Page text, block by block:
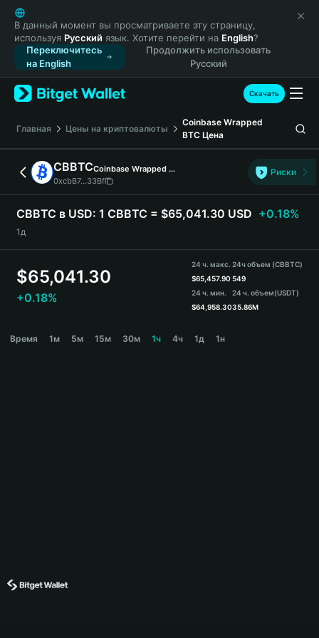
English
日本語
Tiếng Việt
Русский
Español (Latinoamérica)
Türkçe
Français
Deutsch
简体中文
繁體中文
Português (Portugal)
Bahasa Indonesia
ภาษาไทย
हिन्दी
Español
Português (Brasil)
В данный момент вы просматриваете эту страницу,
используя Русский язык. Хотите перейти на English?
Переключитесь
на English
Продолжить использовать
Русский
Скачать
Главная Цены на криптовалюты
Coinbase Wrapped
BTC Цена
CBBTC
Coinbase Wrapped BTC
0xcbB7...33Bf
Риски
CBBTC в USD: 1 CBBTC = $65,041.30 USD +0.18%
1д
$65,041.30
+0.18%
24 ч. макс.
$65,457.90
24 ч. мин.
$64,958.30
24ч объем (CBBTC)
549
24 ч. объем(USDT)
35.86M
Время 1м 5м 15м 30м 1ч 4ч 1д 1н